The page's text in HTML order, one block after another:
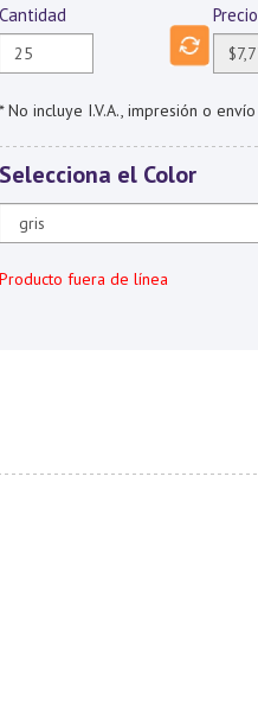
Cantidad Precio
* No incluye I.V.A., impresión o envío
Selecciona el Color
Producto fuera de línea